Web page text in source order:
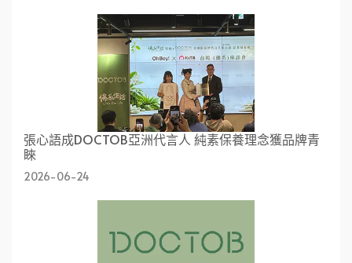
張心語成DOCTOB亞洲代言人 純素保養理念獲品牌青
睞
2026-06-24